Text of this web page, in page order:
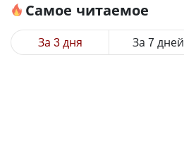
Самое читаемое
За 3 дня За 7 дней